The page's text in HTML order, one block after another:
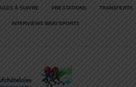
À SUIVRE PRESTATIONS TRANSFERTS
INTERVIEWS BRAYSPORTS